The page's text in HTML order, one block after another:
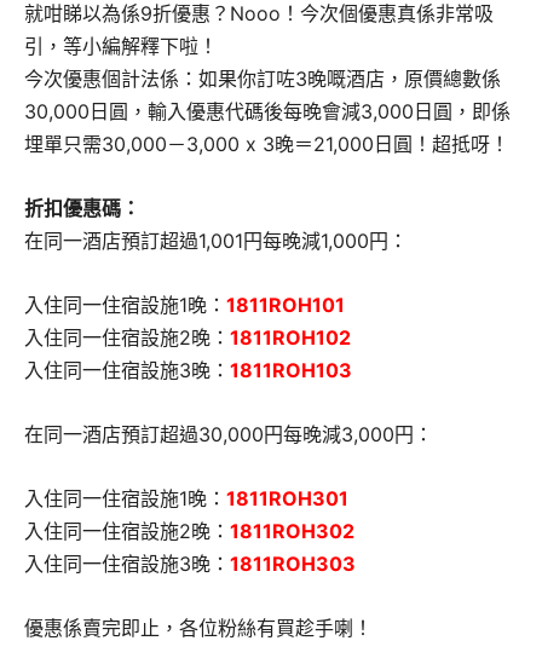
就咁睇以為係9折優惠？Nooo！今次個優惠真係非常吸
引，等小編解釋下啦！
今次優惠個計法係：如果你訂咗3晚嘅酒店，原價總數係
30,000日圓，輸入優惠代碼後每晚會減3,000日圓，即係
埋單只需30,000－3,000 x 3晚＝21,000日圓！超抵呀！
折扣優惠碼：
在同一酒店預訂超過1,001円每晚減1,000円：
入住同一住宿設施1晚： 1811ROH101
入住同一住宿設施2晚： 1811ROH102
入住同一住宿設施3晚： 1811ROH103
在同一酒店預訂超過30,000円每晚減3,000円：
入住同一住宿設施1晚： 1811ROH301
入住同一住宿設施2晚： 1811ROH302
入住同一住宿設施3晚： 1811ROH303
優惠係賣完即止，各位粉絲有買趁手喇！